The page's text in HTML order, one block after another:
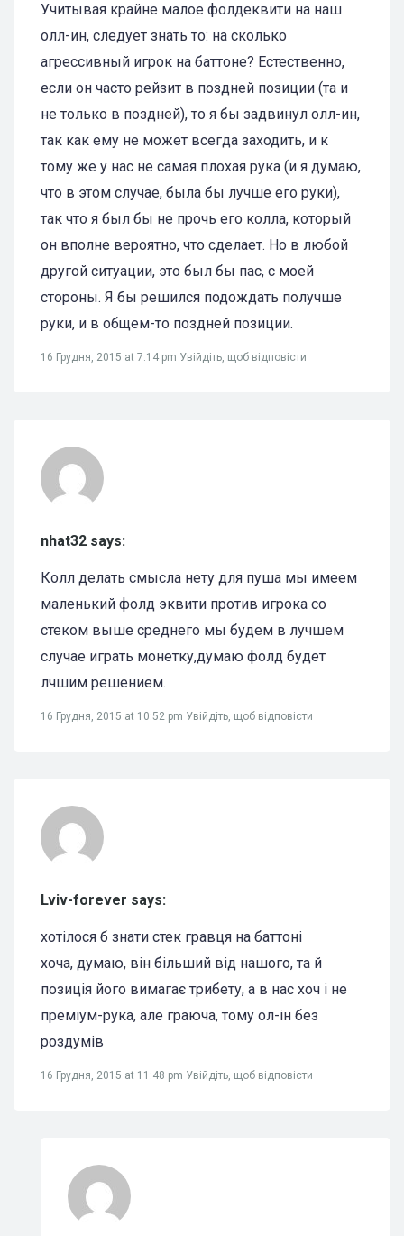
Учитывая крайне малое фолдеквити на наш
олл-ин, следует знать то: на сколько
агрессивный игрок на баттоне? Естественно,
если он часто рейзит в поздней позиции (та и
не только в поздней), то я бы задвинул олл-ин,
так как ему не может всегда заходить, и к
тому же у нас не самая плохая рука (и я думаю,
что в этом случае, была бы лучше его руки),
так что я был бы не прочь его колла, который
он вполне вероятно, что сделает. Но в любой
другой ситуации, это был бы пас, с моей
стороны. Я бы решился подождать получше
руки, и в общем-то поздней позиции.
16 Грудня, 2015 at 7:14 pm Увійдіть, щоб відповісти
nhat32 says:
Колл делать смысла нету для пуша мы имеем
маленький фолд эквити против игрока со
стеком выше среднего мы будем в лучшем
случае играть монетку,думаю фолд будет
лчшим решением.
16 Грудня, 2015 at 10:52 pm Увійдіть, щоб відповісти
Lviv-forever says:
хотілося б знати стек гравця на баттоні
хоча, думаю, він більший від нашого, та й
позиція його вимагає трибету, а в нас хоч і не
преміум-рука, але граюча, тому ол-ін без
роздумів
16 Грудня, 2015 at 11:48 pm Увійдіть, щоб відповісти